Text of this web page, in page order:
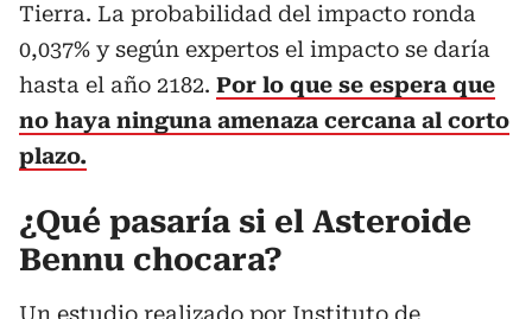
Tierra. La probabilidad del impacto ronda
0,037% y según expertos el impacto se daría
hasta el año 2182. Por lo que se espera que
no haya ninguna amenaza cercana al corto
plazo.
¿Qué pasaría si el Asteroide
Bennu chocara?
Un estudio realizado por Instituto de